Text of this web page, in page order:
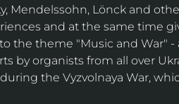
Mendelssohn, Lönck and
and at the same time
to the theme "Music and War"
by organists from all over
the Vyzvolnaya War,